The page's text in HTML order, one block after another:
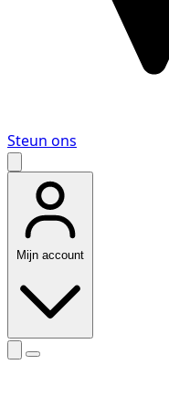
Steun ons
Mijn account